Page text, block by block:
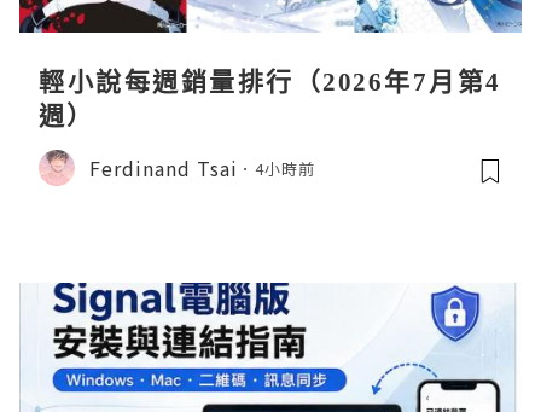
輕小說每週銷量排行（2026年7月第4
週）
Ferdinand Tsai 4小時前